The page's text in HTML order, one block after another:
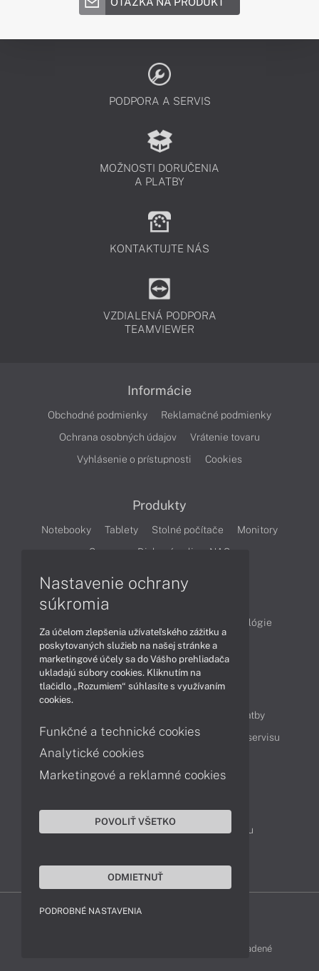
PODPORA A SERVIS
MOŽNOSTI DORUČENIA
A PLATBY
KONTAKTUJTE NÁS
VZDIALENÁ PODPORA
TEAMVIEWER
Informácie
Obchodné podmienky
Reklamačné podmienky
Ochrana osobných údajov
Vrátenie tovaru
Vyhlásenie o prístupnosti
Cookies
Produkty
Notebooky Tablety Stolné počítače
Monitory
Servery
Diskové polia a NAS
Technológie
Videá
Obsah
Možnosti doručenia a platby
Podpora a servis
Servisné služby Cenník servisu
Kontakty
043 4224 771
Obchodné oddelenie
Reklamácia tovaru
FUJITSU-SHOP © 2011 - 2026 Všetky práva vyhradené
Nastavenie ochrany
súkromia
Za účelom zlepšenia užívateľského zážitku a
poskytovaných služieb na našej stránke a
marketingové účely sa do Vášho prehliadača
ukladajú súbory cookies. Kliknutím na
tlačidlo „Rozumiem“ súhlasíte s využívaním
cookies.
Funkčné a technické cookies
Analytické cookies
Marketingové a reklamné cookies
POVOLIŤ VŠETKO
ODMIETNUŤ
PODROBNÉ NASTAVENIA